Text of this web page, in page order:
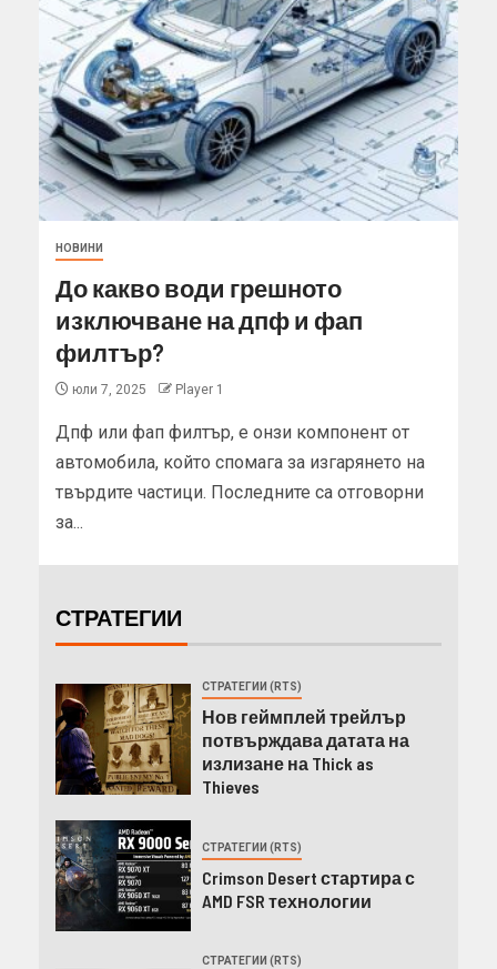
НОВИНИ
До какво води грешното
изключване на дпф и фап
филтър?
юли 7, 2025 Player 1
Дпф или фап филтър, е онзи компонент от
автомобила, който спомага за изгарянето на
твърдите частици. Последните са отговорни
за...
СТРАТЕГИИ
СТРАТЕГИИ (RTS)
Нов геймплей трейлър
потвърждава датата на
излизане на Thick as
Thieves
СТРАТЕГИИ (RTS)
Crimson Desert стартира с
AMD FSR технологии
СТРАТЕГИИ (RTS)